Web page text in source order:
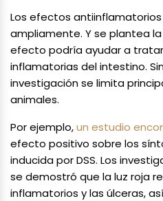
Los efectos antiinflamatorios
ampliamente. Y se plantea
efecto podría ayudar a
inflamatorias del intestino.
investigación se limita
animales.
Por ejemplo,un estudio
efecto positivo sobre los
inducida por DSS. Los
se demostró que la luz roja
inflamatorios y las úlceras,